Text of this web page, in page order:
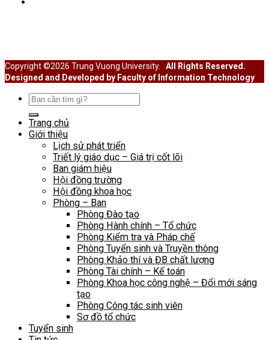
Copyright ©2026 Trung Vuong University.
All Rights Reserved.
Designed and Developed by Faculty of Information Technology
Search
for:
Trang chủ
Giới thiệu
Lịch sử phát triển
Triết lý giáo dục – Giá trị cốt lõi
Ban giám hiệu
Hội đồng trường
Hội đồng khoa học
Phòng – Ban
Phòng Đào tạo
Phòng Hành chính – Tổ chức
Phòng Kiểm tra và Pháp chế
Phòng Tuyển sinh và Truyền thông
Phòng Khảo thí và ĐB chất lượng
Phòng Tài chính – Kế toán
Phòng Khoa học công nghệ – Đổi mới sáng
tạo
Phòng Công tác sinh viên
Sơ đồ tổ chức
Tuyển sinh